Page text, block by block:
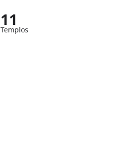
11
Templos